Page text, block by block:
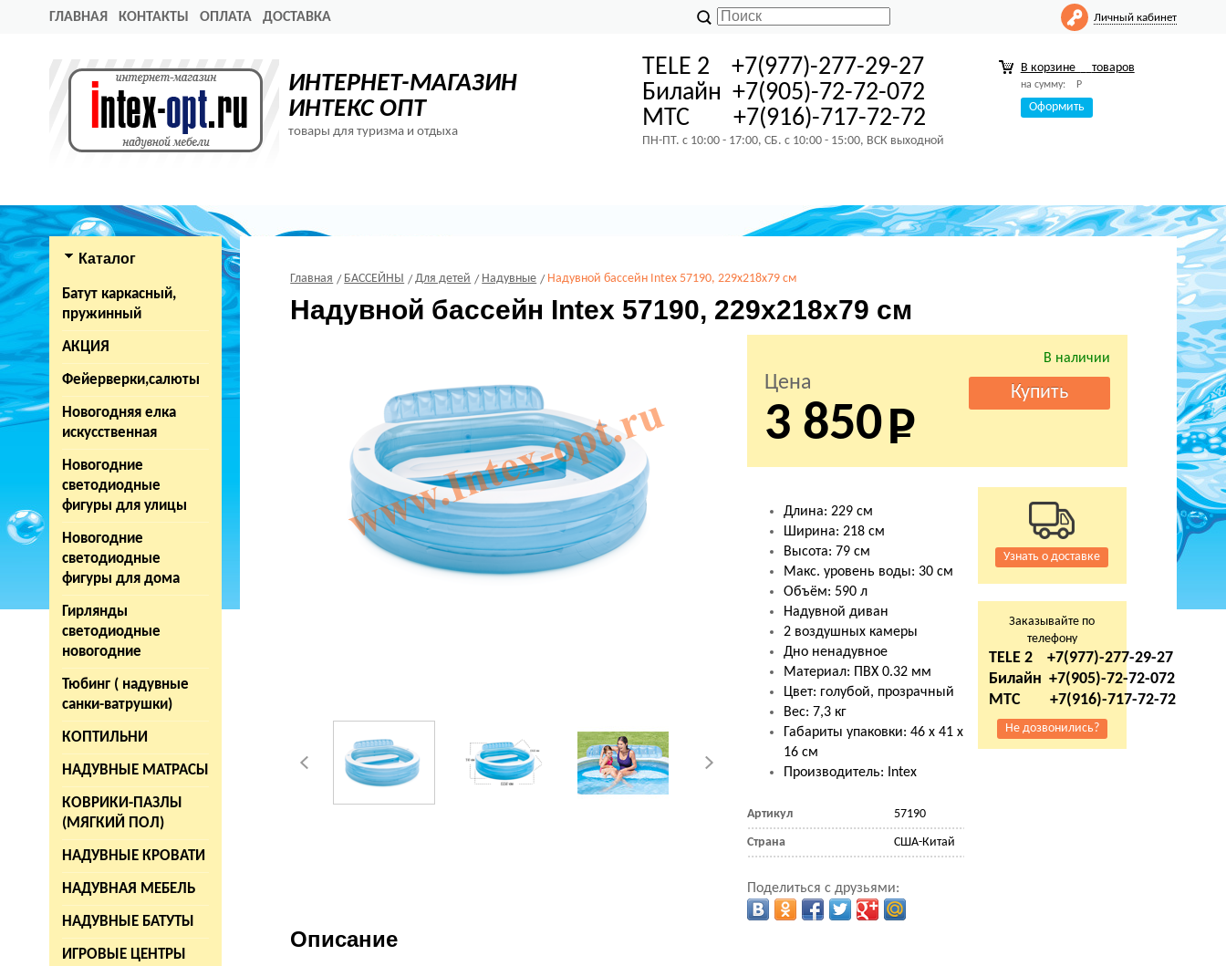
ГЛАВНАЯ КОНТАКТЫ ОПЛАТА ДОСТАВКА Личный кабинет
ИНТЕРНЕТ-МАГАЗИН
ИНТЕКС ОПТ
товары для туризма и отдыха
TELE 2 +7(977)-277-29-27
Билайн +7(905)-72-72-072
МТС +7(916)-717-72-72
ПН-ПТ. с 10:00 - 17:00, СБ. с 10:00 - 15:00, ВСК выходной
В корзине товаров
на сумму: Р
Оформить
Каталог
Батут каркасный,
пружинный
АКЦИЯ
Фейерверки,салюты
Новогодняя елка
искусственная
Новогодние
светодиодные
фигуры для улицы
Новогодние
светодиодные
фигуры для дома
Гирлянды
светодиодные
новогодние
Тюбинг ( надувные
санки-ватрушки)
КОПТИЛЬНИ
НАДУВНЫЕ МАТРАСЫ
КОВРИКИ-ПАЗЛЫ
(МЯГКИЙ ПОЛ)
НАДУВНЫЕ КРОВАТИ
НАДУВНАЯ МЕБЕЛЬ
НАДУВНЫЕ БАТУТЫ
ИГРОВЫЕ ЦЕНТРЫ
Главная БАССЕЙНЫ Для детей Надувные Надувной бассейн Intex 57190, 229х218х79 см
Надувной бассейн Intex 57190, 229х218х79 см
В наличии
Цена
3 850
Длина: 229 см
Ширина: 218 см
Высота: 79 см
Макс. уровень воды: 30 см
Объём: 590 л
Надувной диван
2 воздушных камеры
Дно ненадувное
Материал: ПВХ 0.32 мм
Цвет: голубой, прозрачный
Вес: 7,3 кг
Габариты упаковки: 46 х 41 х
16 см
Производитель: Intex
Артикул 57190
Страна США-Китай
Поделиться с друзьями:
Описание
Узнать о доставке
Заказывайте по
телефону
TELE 2 +7(977)-277-29-27
Билайн +7(905)-72-72-072
МТС +7(916)-717-72-72
Не дозвонились?